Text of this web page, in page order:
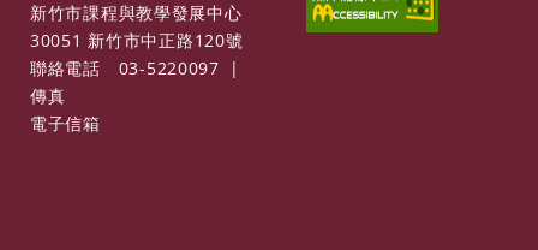
新竹市課程與教學發展中心
30051 新竹市中正路120號
聯絡電話
03-5220097
|
傳真
電子信箱